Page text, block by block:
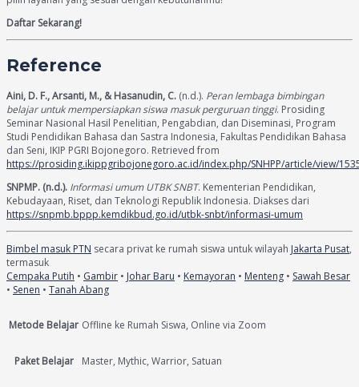
Daftar Sekarang!
Reference
Aini, D. F., Arsanti, M., & Hasanudin, C. (n.d.). Peran lembaga bimbingan
belajar untuk mempersiapkan siswa masuk perguruan tinggi. Prosiding
Seminar Nasional Hasil Penelitian, Pengabdian, dan Diseminasi, Program
Studi Pendidikan Bahasa dan Sastra Indonesia, Fakultas Pendidikan Bahasa
dan Seni, IKIP PGRI Bojonegoro. Retrieved from
https://prosiding.ikippgribojonegoro.ac.id/index.php/SNHPP/article/view/
SNPMP. (n.d.). Informasi umum UTBK SNBT. Kementerian Pendidikan,
Kebudayaan, Riset, dan Teknologi Republik Indonesia. Diakses dari
https://snpmb.bppp.kemdikbud.go.id/utbk-snbt/informasi-umum
Bimbel masuk PTN secara privat ke rumah siswa untuk wilayah Jakarta Pusat,
termasuk
Cempaka Putih • Gambir • Johar Baru • Kemayoran • Menteng • Sawah Besar
• Senen • Tanah Abang
Metode Belajar Offline ke Rumah Siswa, Online via Zoom
Paket Belajar Master, Mythic, Warrior, Satuan